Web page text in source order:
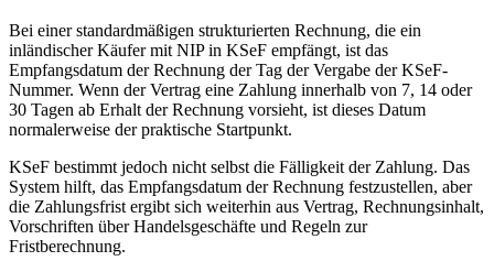
Bei einer standardmäßigen strukturierten Rechnung, die ein
inländischer Käufer mit NIP in KSeF empfängt, ist das
Empfangsdatum der Rechnung der Tag der Vergabe der KSeF-
Nummer. Wenn der Vertrag eine Zahlung innerhalb von 7, 14 oder
30 Tagen ab Erhalt der Rechnung vorsieht, ist dieses Datum
normalerweise der praktische Startpunkt.
KSeF bestimmt jedoch nicht selbst die Fälligkeit der Zahlung. Das
System hilft, das Empfangsdatum der Rechnung festzustellen, aber
die Zahlungsfrist ergibt sich weiterhin aus Vertrag, Rechnungsinhalt,
Vorschriften über Handelsgeschäfte und Regeln zur
Fristberechnung.